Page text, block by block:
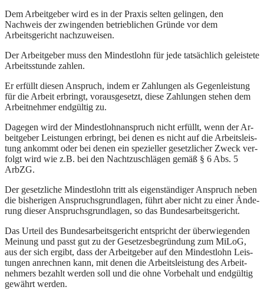
Dem Arbeitgeber wird es in der Praxis selten gelingen, den
Nachweis der zwingenden betrieblichen Gründe vor dem
Arbeitsgericht nachzuweisen.
Der Ar­beit­ge­ber muss den Min­dest­lohn für je­de tatsächlich ge­leis­te­te
Ar­beits­stun­de zah­len.
Er erfüllt die­sen An­spruch, in­dem er Zah­lun­gen als Ge­gen­leis­tung
für die Ar­beit er­bringt, vor­aus­ge­setzt, die­se Zah­lun­gen ste­hen dem
Ar­beit­neh­mer endgültig zu.
Da­ge­gen wird der Min­dest­lohn­an­spruch nicht erfüllt, wenn der Ar­
beit­ge­ber Leis­tun­gen er­bringt, bei de­nen es nicht auf die Ar­beits­leis­
tung an­kommt oder bei de­nen ein spe­zi­el­ler ge­setz­li­cher Zweck ver­
folgt wird wie z.B. bei den Nacht­zu­schlägen gemäß § 6 Abs. 5
ArbZG.
Der ge­setz­li­che Min­dest­lohn tritt als ei­genständi­ger An­spruch ne­ben
die bis­he­ri­gen An­spruchs­grund­la­gen, führt aber nicht zu ei­ner Ände­
rung die­ser An­spruchs­grund­la­gen, so das Bundesarbeitsgericht.
Das Ur­teil des Bundesarbeitsgericht ent­spricht der über­wie­gen­den
Mei­nung und passt gut zu der Ge­set­zes­be­gründung zum Mi­LoG,
aus der sich ergibt, dass der Ar­beit­ge­ber auf den Min­dest­lohn Leis­
tun­gen an­rech­nen kann, mit de­nen die Ar­beits­leis­tung des Ar­beit­
neh­mers be­zahlt wer­den soll und die oh­ne Vor­be­halt und endgültig
gewährt wer­den.